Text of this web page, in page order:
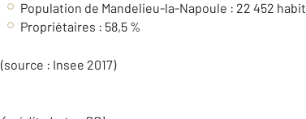
Population de Mandelieu-la-Napoule : 22 452
Propriétaires : 58,5 %
(source : Insee 2017)